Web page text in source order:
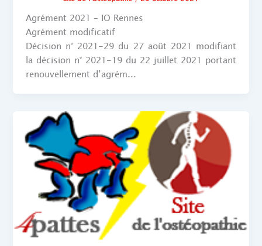
Agrément 2021 – IO Rennes
Agrément modificatif
Décision n° 2021-29 du 27 août 2021 modifiant
la décision n° 2021-19 du 22 juillet 2021 portant
renouvellement d’agrém...